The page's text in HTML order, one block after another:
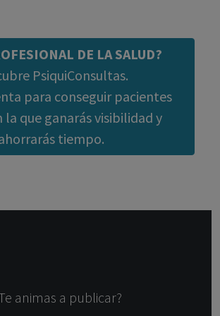
DE LA SALUD?
PsiquiConsultas.
para conseguir pacientes
la que ganarás visibilidad y
tiempo.
animas a publicar?